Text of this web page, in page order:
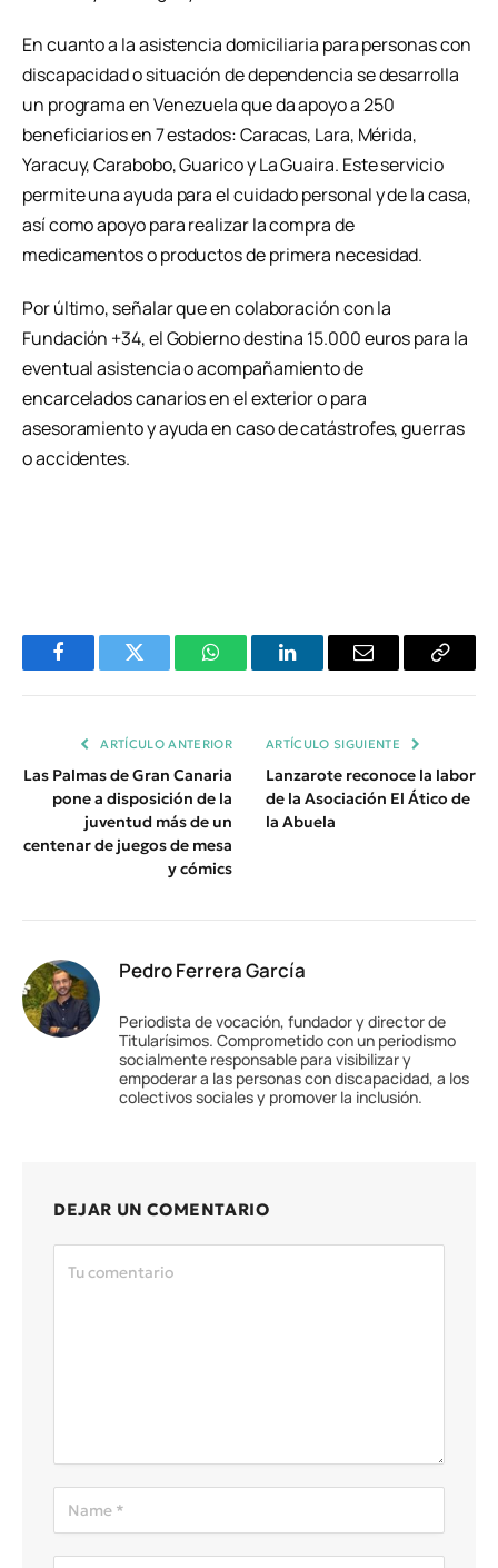
En cuanto a la asistencia domiciliaria para personas con
discapacidad o situación de dependencia se desarrolla
un programa en Venezuela que da apoyo a 250
beneficiarios en 7 estados: Caracas, Lara, Mérida,
Yaracuy, Carabobo, Guarico y La Guaira. Este servicio
permite una ayuda para el cuidado personal y de la casa,
así como apoyo para realizar la compra de
medicamentos o productos de primera necesidad.
Por último, señalar que en colaboración con la
Fundación +34, el Gobierno destina 15.000 euros para la
eventual asistencia o acompañamiento de
encarcelados canarios en el exterior o para
asesoramiento y ayuda en caso de catástrofes, guerras
o accidentes.
FacebookTwitter WhatsAppLinkedInEmail
Copiar
ARTÍCULO ANTERIOR
Las Palmas de Gran Canaria
pone a disposición de la
juventud más de un
centenar de juegos de mesa
y cómics
ARTÍCULO SIGUIENTE
Lanzarote reconoce la labor
de la Asociación El Ático de
la Abuela
Pedro Ferrera García
Periodista de vocación, fundador y director de
Titularísimos. Comprometido con un periodismo
socialmente responsable para visibilizar y
empoderar a las personas con discapacidad, a los
colectivos sociales y promover la inclusión.
DEJAR UN COMENTARIO